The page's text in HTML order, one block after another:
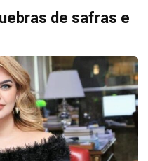
de safras e